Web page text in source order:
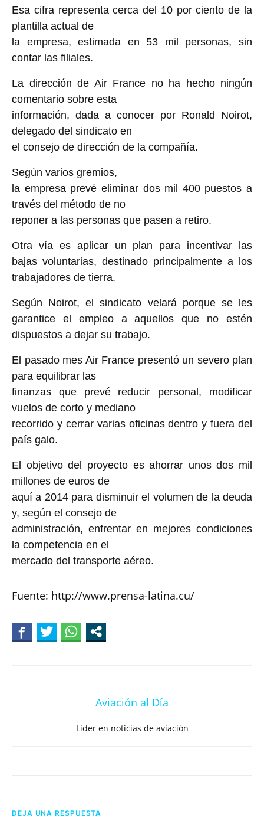
Esa cifra representa cerca del 10 por ciento de la
plantilla actual de
la empresa, estimada en 53 mil personas, sin
contar las filiales.
La dirección de Air France no ha hecho ningún
comentario sobre esta
información, dada a conocer por Ronald Noirot,
delegado del sindicato en
el consejo de dirección de la compañía.
Según varios gremios,
la empresa prevé eliminar dos mil 400 puestos a
través del método de no
reponer a las personas que pasen a retiro.
Otra vía es aplicar un plan para incentivar las
bajas voluntarias, destinado principalmente a los
trabajadores de tierra.
Según Noirot, el sindicato velará porque se les
garantice el empleo a aquellos que no estén
dispuestos a dejar su trabajo.
El pasado mes Air France presentó un severo plan
para equilibrar las
finanzas que prevé reducir personal, modificar
vuelos de corto y mediano
recorrido y cerrar varias oficinas dentro y fuera del
país galo.
El objetivo del proyecto es ahorrar unos dos mil
millones de euros de
aquí a 2014 para disminuir el volumen de la deuda
y, según el consejo de
administración, enfrentar en mejores condiciones
la competencia en el
mercado del transporte aéreo.
Fuente: http://www.prensa-latina.cu/
Aviación al Día
Líder en noticias de aviación
DEJA UNA RESPUESTA